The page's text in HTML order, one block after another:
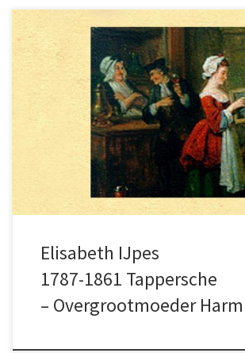
Elisabeth IJpes is de stammoeder
roemrijke SmitSchokland
ongetwijfeld een aantrekkelijke
Friezin, die net als Mata Hari op
Elisabeth IJpes
1787-1861 Tappersche
– Overgrootmoeder